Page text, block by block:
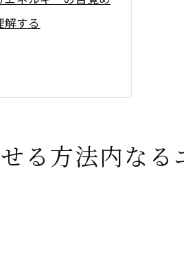
する
能力の開花
る方法内なる